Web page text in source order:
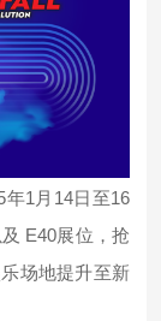
年1 月 14日至16
E40展位， 抢
场地提升至新